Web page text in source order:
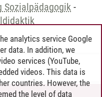
Sozialpädagogik -
analytics service Google
data. In addition, we
services (YouTube,
videos. This data is
countries. However, the
the level of data